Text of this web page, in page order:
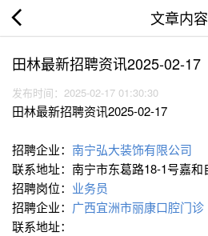
文章内容
田林最新招聘资讯2025-02-17
发布时间：2025-02-17 01:30:30
田林最新招聘资讯2025-02-17
招聘企业： 南宁弘大装饰有限公司
联系地址：南宁市东葛路18-1号嘉和
招聘岗位： 业务员
招聘企业： 广西宜洲市丽康口腔门诊
联系地址：